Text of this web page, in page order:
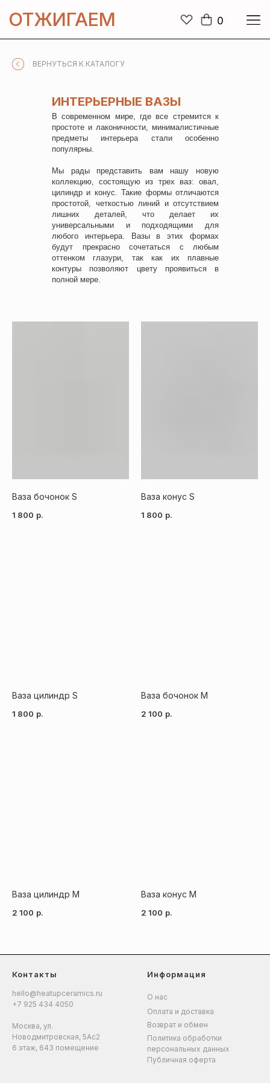
ОТЖИГАЕМ
ВЕРНУТЬСЯ К КАТАЛОГУ
В современном мире, где все стремится к
простоте и лаконичности, минималистичные
предметы интерьера стали особенно
популярны.
Мы рады представить вам нашу новую
коллекцию, состоящую из трех ваз: овал,
цилиндр и конус. Такие формы отличаются
простотой, четкостью линий и отсутствием
лишних деталей, что делает их
универсальными и подходящими для
любого интерьера. Вазы в этих формах
будут прекрасно сочетаться с любым
оттенком глазури, так как их плавные
контуры позволяют цвету проявиться в
полной мере.
ИНТЕРЬЕРНЫЕ ВАЗЫ
Ваза бочонок S
1 800 р.
Ваза конус S
1 800 р.
Ваза цилиндр S
1 800 р.
Ваза бочонок M
2 100 р.
Ваза цилиндр M
2 100 р.
Ваза конус M
2 100 р.
Контакты
hello@heatupceramics.ru
+7 925 434 4050
Москва, ул.
Новодмитровская, 5Ас2
6 этаж, 643 помещение
Информация
О нас
Оплата и доставка
Возврат и обмен
Политика обработки
персональных данных
Публичная оферта